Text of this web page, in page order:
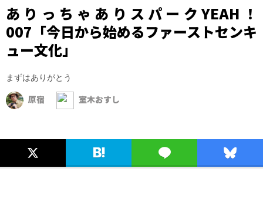
ありっちゃありスパークYEAH！
007「今日から始めるファーストセンキ
ュー文化」
まずはありがとう
原宿
室木おすし